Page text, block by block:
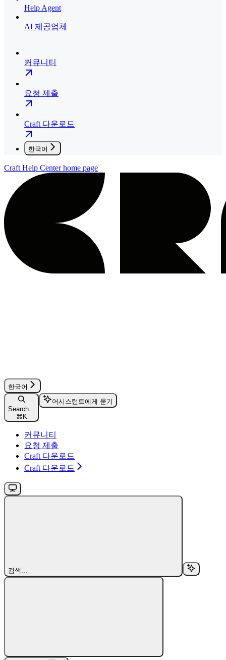
Help Agent
AI 제공업체
커뮤니티
요청 제출
Craft 다운로드
한국어
Craft Help Centerhome page
한국어
Search...
⌘ K
어시스턴트에게 묻기
커뮤니티
요청 제출
Craft 다운로드
Craft 다운로드
검색...